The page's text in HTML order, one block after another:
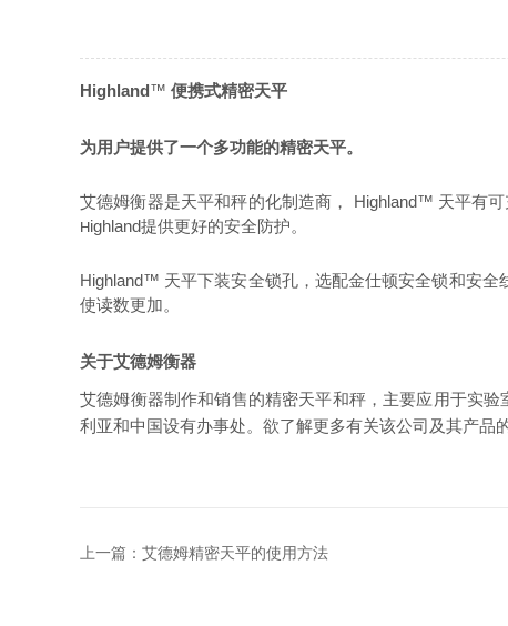
Highland™ 便携式精密天平
为用户提供了一个多功能的精密天平。
艾德姆衡器是天平和秤的化制造商， Highland™ 天平有
Highland提供更好的安全防护。
Highland™ 天平下装安全锁孔，选配金仕顿安全锁和安全
使读数更加。
关于艾德姆衡器
艾德姆衡器制作和销售的精密天平和秤，主要应用于实
利亚和中国设有办事处。欲了解更多有关该公司及其产品
上一篇： 艾德姆精密天平的使用方法